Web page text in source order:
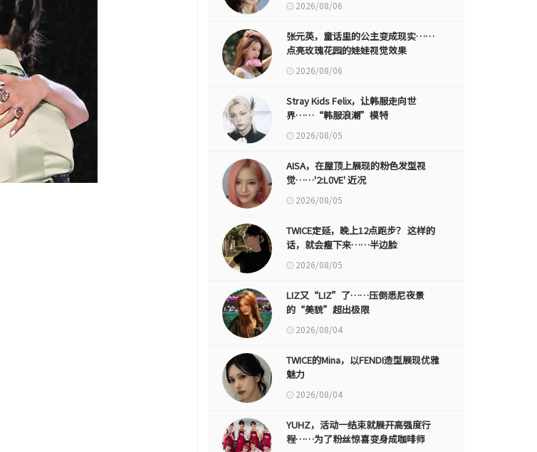
2026/08/06
张元英，童话里的公主变成现实……
点亮玫瑰花园的娃娃视觉效果
2026/08/06
Stray Kids Felix，让韩服走向世
界……“韩服浪潮”模特
2026/08/05
AISA，在屋顶上展现的粉色发型视
觉……'2:L0VE' 近况
2026/08/05
TWICE定延，晚上12点跑步？ 这样的
话，就会瘦下来……半边脸
2026/08/05
LIZ又“LIZ”了……压倒悉尼夜景
的“美貌”超出极限
2026/08/04
TWICE的Mina，以FENDI造型展现优雅
魅力
2026/08/04
YUHZ，活动一结束就展开高强度行
程……为了粉丝惊喜变身成咖啡师